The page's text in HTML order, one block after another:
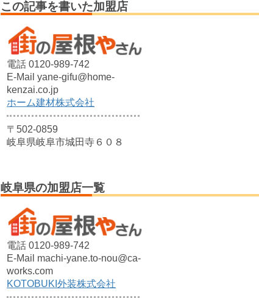
この記事を書いた加盟店
電話 0120-989-742
E-Mail yane-gifu@home-
kenzai.co.jp
ホーム建材株式会社
〒502-0859
岐阜県岐阜市城田寺６０８
岐阜県の加盟店一覧
電話 0120-989-742
E-Mail machi-yane.to-nou@ca-
works.com
KOTOBUKI外装株式会社